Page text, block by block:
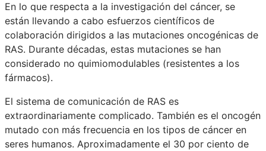
En lo que respecta a la investigación del cáncer, se
están llevando a cabo esfuerzos científicos de
colaboración dirigidos a las mutaciones oncogénicas de
RAS. Durante décadas, estas mutaciones se han
considerado no quimiomodulables (resistentes a los
fármacos).
El sistema de comunicación de RAS es
extraordinariamente complicado. También es el oncogén
mutado con más frecuencia en los tipos de cáncer en
seres humanos. Aproximadamente el 30 por ciento de